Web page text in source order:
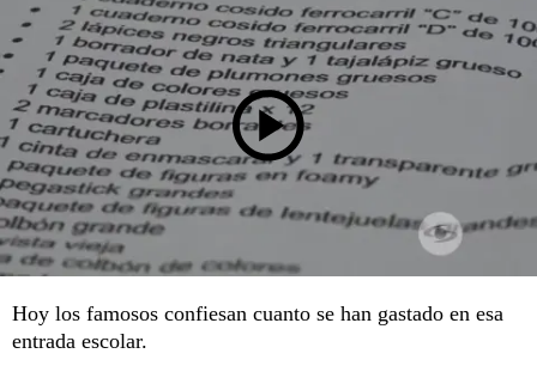
Hoy los famosos confiesan cuanto se han gastado en esa
entrada escolar.